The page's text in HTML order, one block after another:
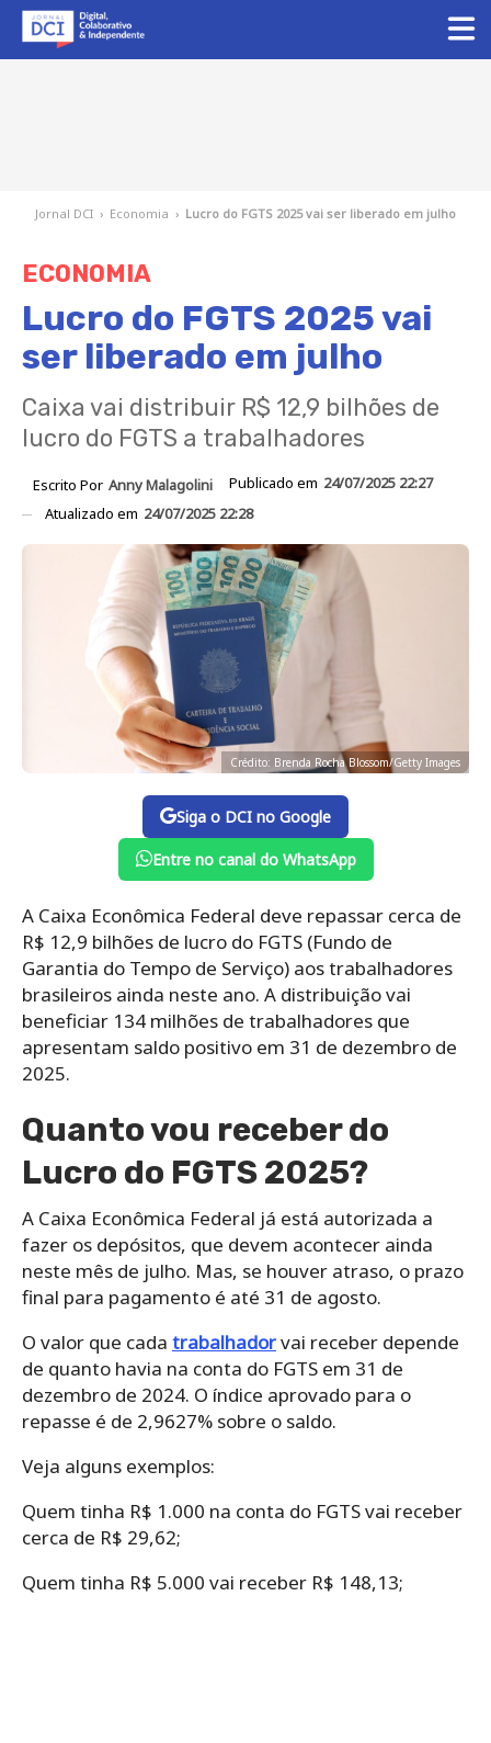
Jornal DCI › Economia › Lucro do FGTS 2025 vai ser liberado em julho
ECONOMIA
Lucro do FGTS 2025 vai
ser liberado em julho
Caixa vai distribuir R$ 12,9 bilhões de
lucro do FGTS a trabalhadores
Escrito Por Anny Malagolini Publicado em 24/07/2025 22:27
Atualizado em 24/07/2025 22:28
Crédito: Brenda Rocha Blossom/Getty Images
Siga o DCI no Google
Entre no canal do WhatsApp
A Caixa Econômica Federal deve repassar cerca de
R$ 12,9 bilhões de lucro do FGTS (Fundo de
Garantia do Tempo de Serviço) aos trabalhadores
brasileiros ainda neste ano. A distribuição vai
beneficiar 134 milhões de trabalhadores que
apresentam saldo positivo em 31 de dezembro de
2025.
Quanto vou receber do
Lucro do FGTS 2025?
A Caixa Econômica Federal já está autorizada a
fazer os depósitos, que devem acontecer ainda
neste mês de julho. Mas, se houver atraso, o prazo
final para pagamento é até 31 de agosto.
O valor que cada trabalhadorvai receber depende
de quanto havia na conta do FGTS em 31 de
dezembro de 2024. O índice aprovado para o
repasse é de 2,9627% sobre o saldo.
Veja alguns exemplos:
Quem tinha R$ 1.000 na conta do FGTS vai receber
cerca de R$ 29,62;
Quem tinha R$ 5.000 vai receber R$ 148,13;